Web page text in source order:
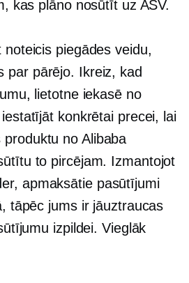
kas plāno nosūtīt uz ASV.
piegādes veidu,
par pārējo. Ikreiz, kad
lietotne iekasē no
konkrētai precei, lai
no Alibaba
to pircējam. Izmantojot
apmaksātie pasūtījumi
tāpēc jums ir jāuztraucas
izpildei. Vieglāk